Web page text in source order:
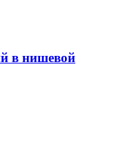
в нишевой